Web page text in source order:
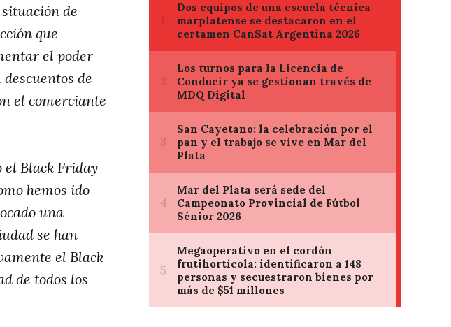
de
que
el poder
de
el comerciante
el Black Friday
hemos ido
una
se han
el Black
de todos los